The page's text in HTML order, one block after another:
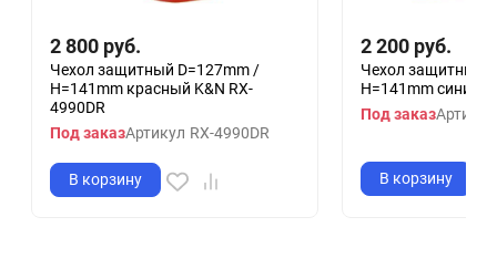
2 800 руб.
Чехол защитный D=127mm /
H=141mm красный K&N RX-
4990DR
Под заказАртикул RX-4990DR
В корзину
2 200 руб.
Чехол защитный
H=141mm синий
Под заказАртикул
В корзину